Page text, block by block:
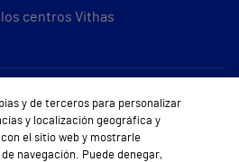
centros Vithas
Vithas
somos
y de terceros para personalizar
y localización geográfica y
el sitio web y mostrarle
navegación. Puede denegar,